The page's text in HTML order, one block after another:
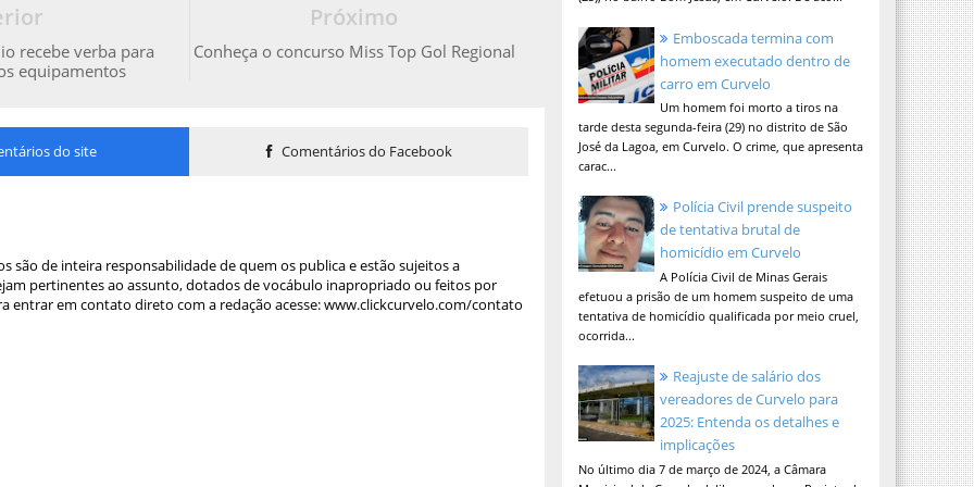
Próximo
Conheça o concurso Miss Top Gol Regional
recebe verba para
equipamentos
do site Comentários do Facebook
são de inteira responsabilidade de quem os publica e estão sujeitos a
pertinentes ao assunto, dotados de vocábulo inapropriado ou feitos por
entrar em contato direto com a redação acesse: www.clickcurvelo.com/contato
Emboscada termina com
homem executado dentro de
carro em Curvelo
Um homem foi morto a tiros na
tarde desta segunda-feira (29) no distrito de São
José da Lagoa, em Curvelo. O crime, que apresenta
carac...
Polícia Civil prende suspeito
de tentativa brutal de
homicídio em Curvelo
A Polícia Civil de Minas Gerais
efetuou a prisão de um homem suspeito de uma
tentativa de homicídio qualificada por meio cruel,
ocorrida...
Reajuste de salário dos
vereadores de Curvelo para
2025: Entenda os detalhes e
implicações
No último dia 7 de março de 2024, a Câmara